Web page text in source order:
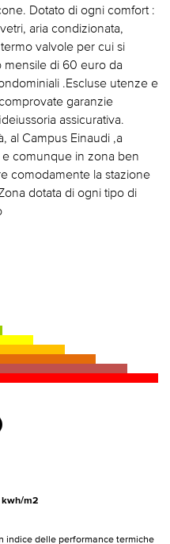
Dotato di ogni comfort :
aria condizionata,
valvole per cui si
di 60 euro da
.Escluse utenze e
garanzie
assicurativa.
al Campus Einaudi ,a
e comunque in zona ben
comodamente la stazione
dotata di ogni tipo di
m2
indice delle performance termiche